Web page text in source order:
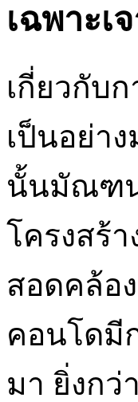
เฉพาะเ
เกี่ยวกับ
เป็นอย่า
นั้นมัณฑน
โครงสร้
สอดคล้อ
คอนโดมี
มา ยิ่งกว่